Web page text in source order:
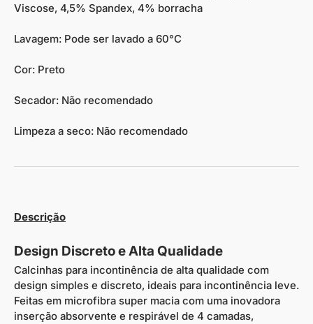
Viscose, 4,5% Spandex, 4% borracha
Lavagem: Pode ser lavado a 60°C
Cor: Preto
Secador: Não recomendado
Limpeza a seco: Não recomendado
Descrição
Design Discreto e Alta Qualidade
Calcinhas para incontinência de alta qualidade com
design simples e discreto, ideais para incontinência leve.
Feitas em microfibra super macia com uma inovadora
inserção absorvente e respirável de 4 camadas,